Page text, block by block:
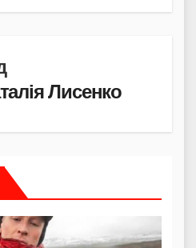
Лисенко